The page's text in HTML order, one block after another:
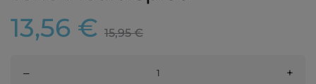
13,56 € 15,95 €
– +